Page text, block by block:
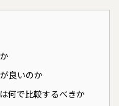
良いのか
何で比較するべきか